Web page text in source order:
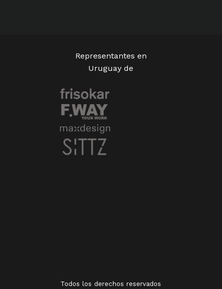
Representantes en
Uruguay de
Todos los derechos reservados